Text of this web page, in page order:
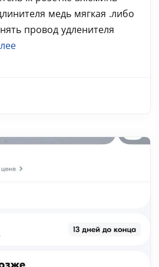
медь мягкая .либо
провод удленителя